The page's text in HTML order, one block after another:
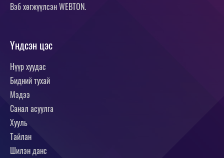
Вэб хөгжүүлсэнWEBTON.
Үндсэн цэс
Нүүр хуудас
Бидний тухай
Мэдээ
Санал асуулга
Хууль
Тайлан
Шилэн данс